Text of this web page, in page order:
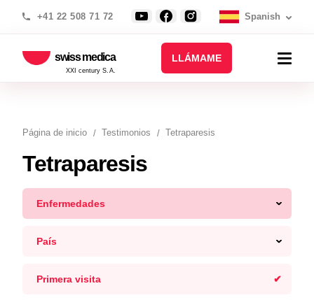
+41 22 508 71 72 Spanish
swiss medica
XXI century S.A.
LLÁMAME
Página de inicio Testimonios Tetraparesis
Tetraparesis
Enfermedades
País
Primera visita